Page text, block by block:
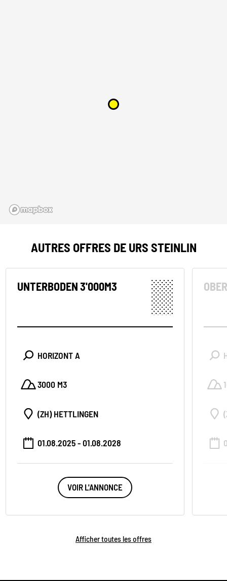
AUTRES OFFRES DE URS STEINLIN
UNTERBODEN 3'000M3
HORIZONT A
3000 M3
(ZH) HETTLINGEN
01.08.2025 - 01.08.2028
VOIR L'ANNONCE
Afficher toutes les offres